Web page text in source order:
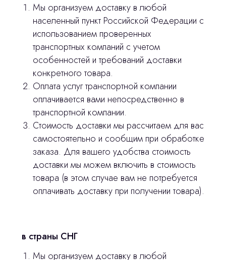
Мы организуем доставку в любой
населенный пункт Российской Федерации с
использованием проверенных
транспортных компаний с учетом
особенностей и требований доставки
конкретного товара.
Оплата услуг транспортной компании
оплачивается вами непосредственно в
транспортной компании.
Стоимость доставки мы рассчитаем для вас
самостоятельно и сообщим при обработке
заказа. Для вашего удобства стоимость
доставки мы можем включить в стоимость
товара (в этом случае вам не потребуется
оплачивать доставку при получении товара).
в страны СНГ
Мы организуем доставку в любой
Остались вопросы
оставьте контакты, мы свяжемся и
ответим на все вопросы
© 2024 ЛС Дентал Групп
Главная
Продукция
3D печать
Лицензирование
Оплата и доставка